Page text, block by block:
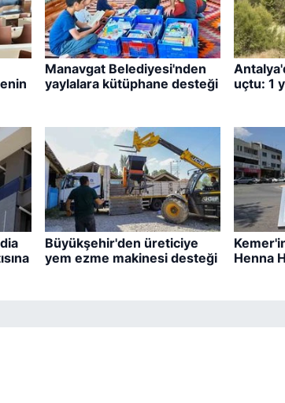
Manavgat Belediyesi'nden
yaylalara kütüphane desteği
uçtu: 1
Büyükşehir'den üreticiye
yem ezme makinesi desteği
Henna